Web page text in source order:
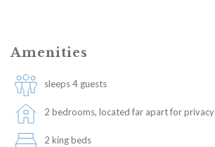
Amenities
sleeps 4 guests
2 bedrooms, located far apart for privacy
2 king beds